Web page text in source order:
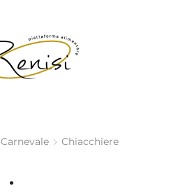
Carnevale Chiacchiere